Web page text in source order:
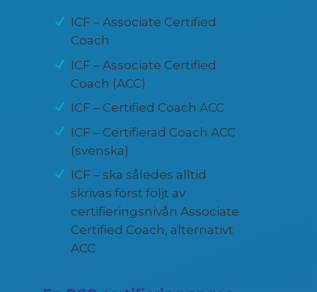
ICF – Associate Certified
Coach
ICF – Associate Certified
Coach (ACC)
ICF – Certified Coach ACC
ICF – Certifierad Coach ACC
(svenska)
ICF – ska således alltid
skrivas först följt av
certifieringsnivån Associate
Certified Coach, alternativt
ACC